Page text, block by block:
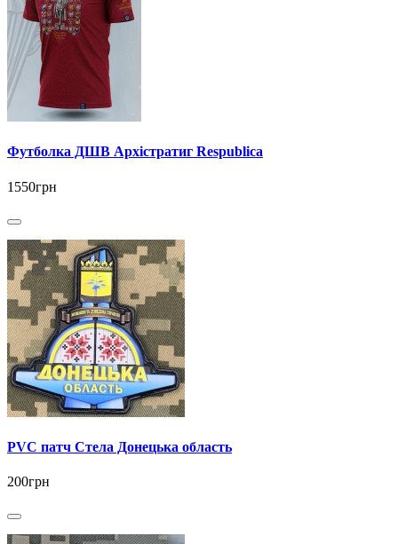
Футболка ДШВ Архістратиг Respublica
1550грн
PVC патч Стела Донецька область
200грн